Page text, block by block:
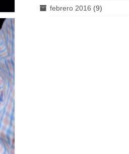
febrero 2016 (9)